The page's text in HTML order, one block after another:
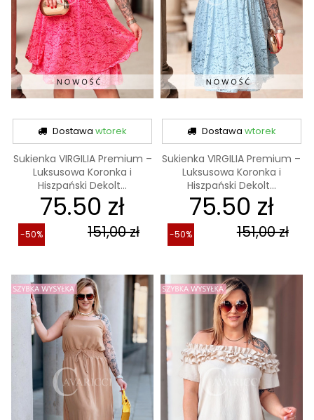
Dostawawtorek
Sukienka VIRGILIA Premium –
Luksusowa Koronka i
Hiszpański Dekolt...
75.50 zł
151,00 zł
-50%
Dostawa wtorek
Sukienka VIRGILIA Premium –
Luksusowa Koronka i
Hiszpański Dekolt...
75.50 zł
151,00 zł
-50%